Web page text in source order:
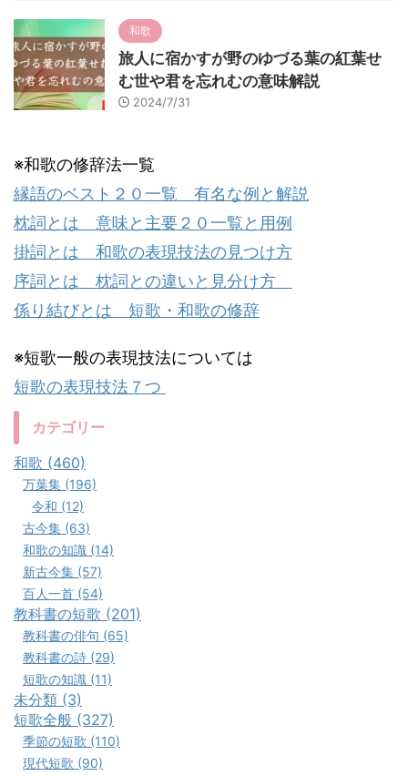
和歌
旅人に宿かすが野のゆづる葉の紅葉せ
む世や君を忘れむの意味解説
2024/7/31
※和歌の修辞法一覧
縁語のベスト２０一覧 有名な例と解説
枕詞とは 意味と主要２０一覧と用例
掛詞とは 和歌の表現技法の見つけ方
序詞とは 枕詞との違いと見分け方
係り結びとは 短歌・和歌の修辞
※短歌一般の表現技法については
短歌の表現技法７つ
カテゴリー
和歌 (460)
万葉集 (196)
令和 (12)
古今集 (63)
和歌の知識 (14)
新古今集 (57)
百人一首 (54)
教科書の短歌 (201)
教科書の俳句 (65)
教科書の詩 (29)
短歌の知識 (11)
未分類 (3)
短歌全般 (327)
季節の短歌 (110)
現代短歌 (90)